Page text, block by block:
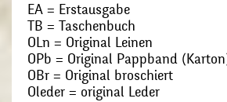
EA = Erstausgabe
TB = Taschenbuch
OLn = Original Leinen
OPb = Original Pappband
OBr = Original broschiert
Oleder = original Leder